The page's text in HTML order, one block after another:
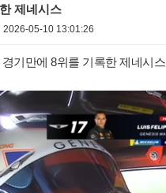
제네시스
2026-05-10 13:01:26
기만에 8위를 기록한 제네시스